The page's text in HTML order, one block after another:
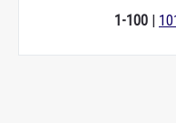
1-100 |